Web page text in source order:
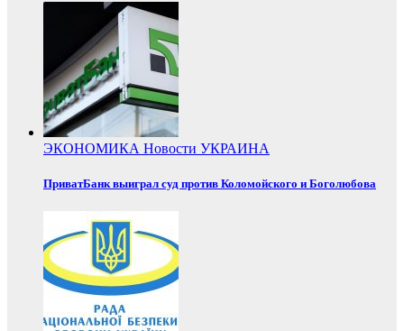
ЭКОНОМИКА Новости УКРАИНА
ПриватБанк выиграл суд против Коломойского и Боголюбова